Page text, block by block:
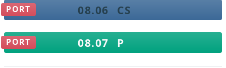
08.06 CS
PORT
08.07 P
PORT